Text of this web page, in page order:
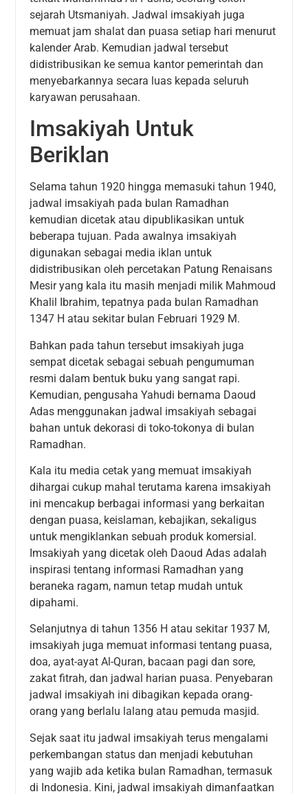
sejarah Utsmaniyah. Jadwal imsakiyah juga
memuat jam shalat dan puasa setiap hari menurut
kalender Arab. Kemudian jadwal tersebut
didistribusikan ke semua kantor pemerintah dan
menyebarkannya secara luas kepada seluruh
karyawan perusahaan.
Imsakiyah Untuk
Beriklan
Selama tahun 1920 hingga memasuki tahun 1940,
jadwal imsakiyah pada bulan Ramadhan
kemudian dicetak atau dipublikasikan untuk
beberapa tujuan. Pada awalnya imsakiyah
digunakan sebagai media iklan untuk
didistribusikan oleh percetakan Patung Renaisans
Mesir yang kala itu masih menjadi milik Mahmoud
Khalil Ibrahim, tepatnya pada bulan Ramadhan
1347 H atau sekitar bulan Februari 1929 M.
Bahkan pada tahun tersebut imsakiyah juga
sempat dicetak sebagai sebuah pengumuman
resmi dalam bentuk buku yang sangat rapi.
Kemudian, pengusaha Yahudi bernama Daoud
Adas menggunakan jadwal imsakiyah sebagai
bahan untuk dekorasi di toko-tokonya di bulan
Ramadhan.
Kala itu media cetak yang memuat imsakiyah
dihargai cukup mahal terutama karena imsakiyah
ini mencakup berbagai informasi yang berkaitan
dengan puasa, keislaman, kebajikan, sekaligus
untuk mengiklankan sebuah produk komersial.
Imsakiyah yang dicetak oleh Daoud Adas adalah
inspirasi tentang informasi Ramadhan yang
beraneka ragam, namun tetap mudah untuk
dipahami.
Selanjutnya di tahun 1356 H atau sekitar 1937 M,
imsakiyah juga memuat informasi tentang puasa,
doa, ayat-ayat Al-Quran, bacaan pagi dan sore,
zakat fitrah, dan jadwal harian puasa. Penyebaran
jadwal imsakiyah ini dibagikan kepada orang-
orang yang berlalu lalang atau pemuda masjid.
Sejak saat itu jadwal imsakiyah terus mengalami
perkembangan status dan menjadi kebutuhan
yang wajib ada ketika bulan Ramadhan, termasuk
di Indonesia. Kini, jadwal imsakiyah dimanfaatkan